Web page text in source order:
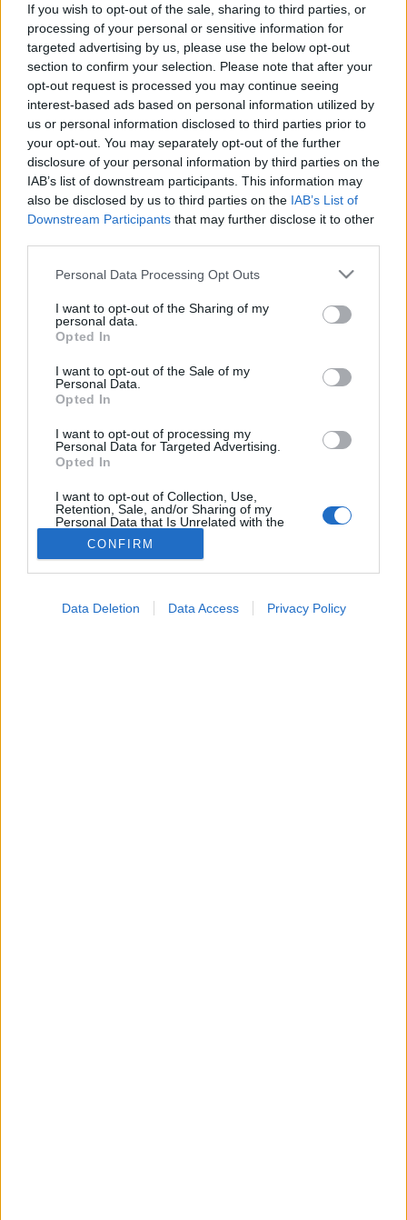
If you wish to opt-out of the sale, sharing to third parties, or
processing of your personal or sensitive information for
targeted advertising by us, please use the below opt-out
section to confirm your selection. Please note that after your
opt-out request is processed you may continue seeing
interest-based ads based on personal information utilized by
us or personal information disclosed to third parties prior to
your opt-out. You may separately opt-out of the further
disclosure of your personal information by third parties on the
IAB’s list of downstream participants. This information may
also be disclosed by us to third parties on the IAB’s List of
Downstream Participants that may further disclose it to other
Please note that this website/app uses one or more Google
not limited to your visit or usage behaviour. You may click to
grant or deny consent to Google and its third-party tags to
use your data for below specified purposes in below Google
consent section.
Personal Data Processing Opt Outs
I want to opt-out of the Sharing of my
personal data.
Opted In
I want to opt-out of the Sale of my
Personal Data.
Opted In
I want to opt-out of processing my
Personal Data for Targeted Advertising.
Opted In
I want to opt-out of Collection, Use,
Retention, Sale, and/or Sharing of my
Personal Data that Is Unrelated with the
Purposes for which it was collected.
Opted Out
CONFIRM
Data Deletion Data Access Privacy Policy
idősek? A szakértők szerint három
fontos változás áll a háttérben
Betegségek
2026. június 13. 18:24